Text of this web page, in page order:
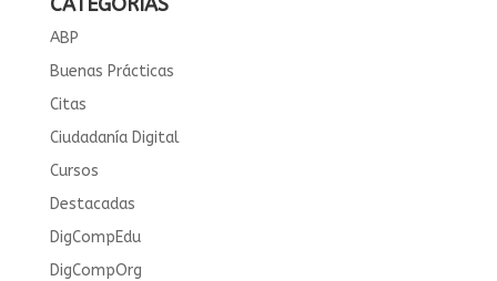
ABP
Buenas Prácticas
Citas
Ciudadanía Digital
Cursos
Destacadas
DigCompEdu
DigCompOrg